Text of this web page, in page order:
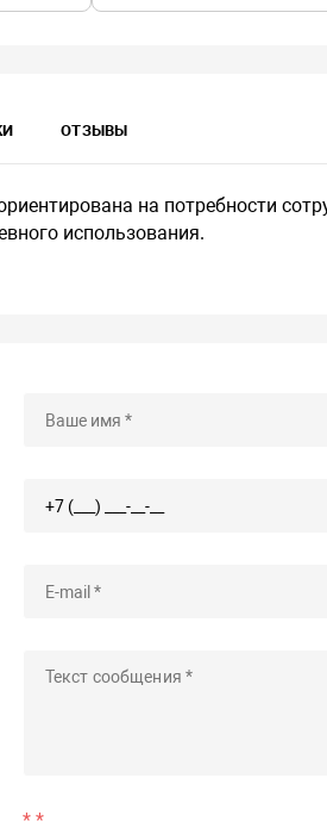
ОТЗЫВЫ
на потребности
использования.
*